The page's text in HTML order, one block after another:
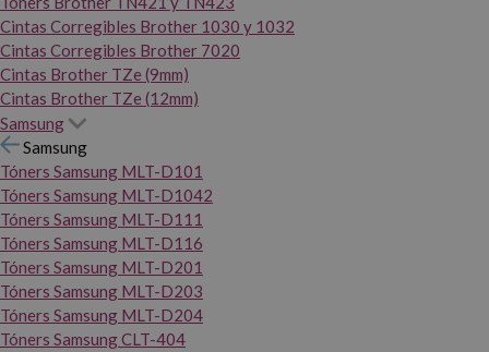
Cintas Corregibles Brother 1030 y 1032
Cintas Corregibles Brother 7020
Cintas Brother TZe (9mm)
Cintas Brother TZe (12mm)
Samsung
Samsung
Tóners Samsung MLT-D101
Tóners Samsung MLT-D1042
Tóners Samsung MLT-D111
Tóners Samsung MLT-D116
Tóners Samsung MLT-D201
Tóners Samsung MLT-D203
Tóners Samsung MLT-D204
Tóners Samsung CLT-404